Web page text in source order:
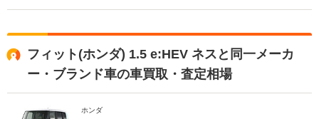
フィット(ホンダ) 1.5 e:HEV ネスと同一メーカ
ー・ブランド車の車買取・査定相場
ホンダ